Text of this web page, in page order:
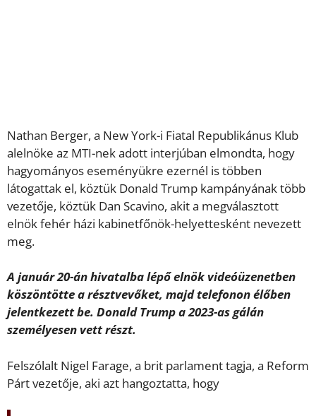
Nathan Berger, a New York-i Fiatal Republikánus Klub
alelnöke az MTI-nek adott interjúban elmondta, hogy
hagyományos eseményükre ezernél is többen
látogattak el, köztük Donald Trump kampányának több
vezetője, köztük Dan Scavino, akit a megválasztott
elnök fehér házi kabinetfőnök-helyettesként nevezett
meg.
A január 20-án hivatalba lépő elnök videóüzenetben
köszöntötte a résztvevőket, majd telefonon élőben
jelentkezett be. Donald Trump a 2023-as gálán
személyesen vett részt.
Felszólalt Nigel Farage, a brit parlament tagja, a Reform
Párt vezetője, aki azt hangoztatta, hogy